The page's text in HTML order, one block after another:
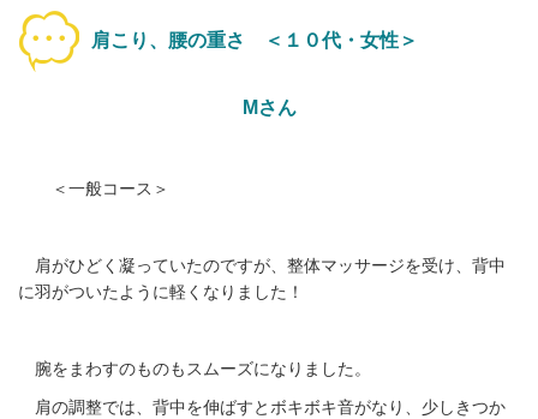
肩こり、腰の重さ ＜１０代・女性＞
Mさん
＜一般コース＞
肩がひどく凝っていたのですが、整体マッサージを受け、背中
に羽がついたように軽くなりました！
腕をまわすのものもスムーズになりました。
肩の調整では、背中を伸ばすとボキボキ音がなり、少しきつか